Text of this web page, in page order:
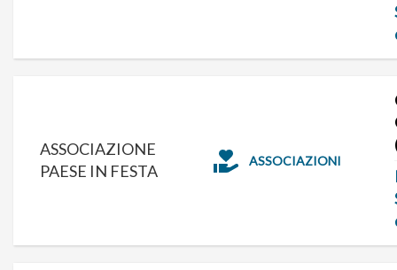
ASSOCIAZIONE
PAESE IN FESTA
ASSOCIAZIONI